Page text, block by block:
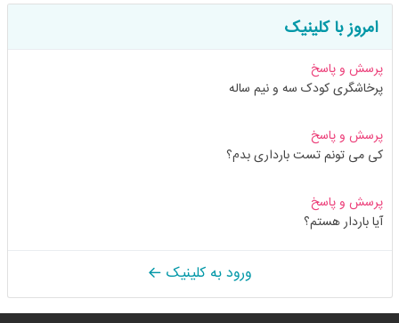
امروز با کلینیک
پرسش و پاسخ
پرخاشگری کودک سه و نیم ساله
پرسش و پاسخ
کی می تونم تست بارداری بدم؟
پرسش و پاسخ
آیا باردار هستم؟
ورود به کلینیک